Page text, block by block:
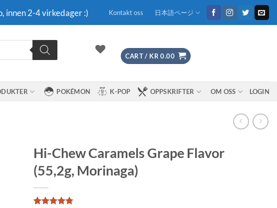
innen 2-4 virkedager :) Kontakt oss 日本語ページ
CART / KR 0.00
POKÉMON K-POP OPPSKRIFTER OM OSS LOGIN
Hi-Chew Caramels Grape Flavor
(55,2g, Morinaga)